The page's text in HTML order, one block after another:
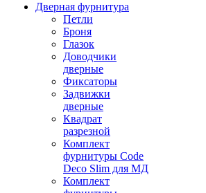
Дверная фурнитура
Петли
Броня
Глазок
Доводчики
дверные
Фиксаторы
Задвижки
дверные
Квадрат
разрезной
Комплект
фурнитуры Code
Deco Slim для МД
Комплект